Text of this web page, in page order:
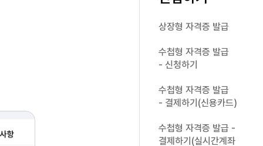
상장형 자격증 발급
수첩형 자격증 발급
- 신청하기
수첩형 자격증 발급
- 결제하기(신용카드)
수첩형 자격증 발급 -
결제하기(실시간계좌